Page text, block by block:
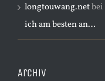
longtouwang.netbei
ich am besten an…
Archiv